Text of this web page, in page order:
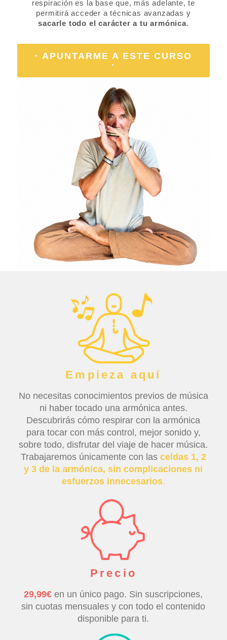
respiración es la base que, más adelante, te
permitirá acceder a técnicas avanzadas y
sacarle todo el carácter a tu armónica.
· APUNTARME A ESTE CURSO
·
Empieza aquí
No necesitas conocimientos previos de música
ni haber tocado una armónica antes.
Descubrirás cómo respirar con la armónica
para tocar con más control, mejor sonido y,
sobre todo, disfrutar del viaje de hacer música.
Trabajaremos únicamente con las celdas 1, 2
y 3 de la armónica, sin complicaciones ni
esfuerzos innecesarios.
Precio
29,99€ en un único pago. Sin suscripciones,
sin cuotas mensuales y con todo el contenido
disponible para ti.